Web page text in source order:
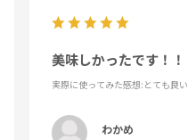
美味しかったです！！
実際に使ってみた感想:とても良い
わかめ